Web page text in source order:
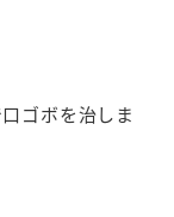
ゴボを治しま